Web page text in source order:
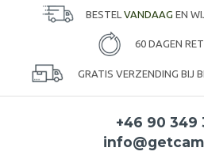
BESTEL VANDAAG EN
60 DAGEN
GRATIS VERZENDING BIJ
+46 90 349